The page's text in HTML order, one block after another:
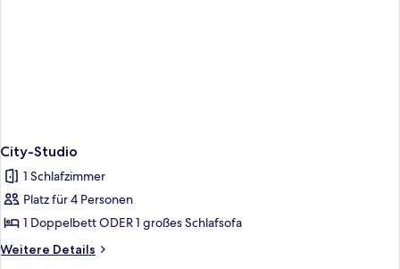
City-Studio
1 Schlafzimmer
Platz für 4 Personen
1 Doppelbett ODER 1 großes Schlafsofa
Weitere Details
Weitere